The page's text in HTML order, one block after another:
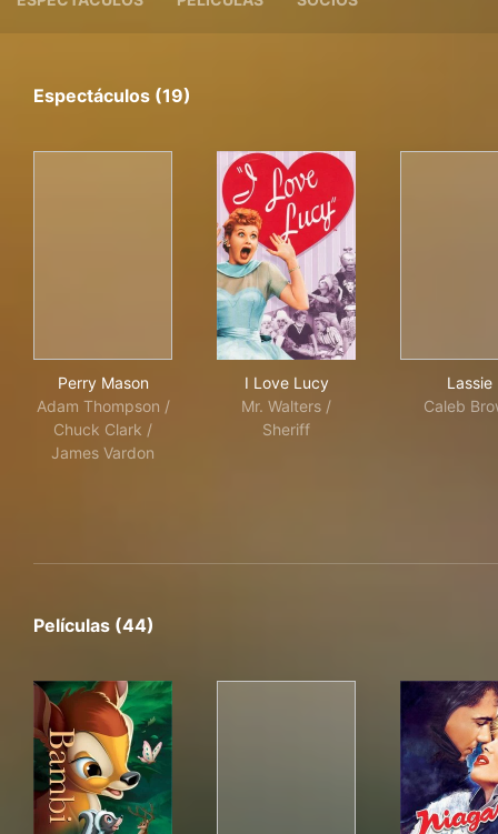
Espectáculos (19)
Perry Mason
Adam Thompson /
Chuck Clark /
James Vardon
I Love Lucy
Mr. Walters /
Sheriff
Lassie
Caleb
Películas (44)